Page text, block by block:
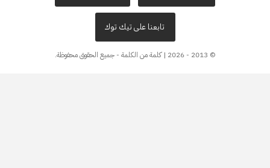
تابعنا على تيك توك
© 2013 - 2026 | كلمة من الكلمة - جميع الحقوق محفوظة.